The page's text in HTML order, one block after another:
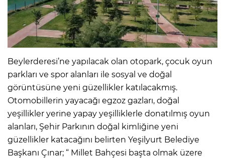
Beylerderesi’ne yapılacak olan otopark, çocuk oyun
parkları ve spor alanları ile sosyal ve doğal
görüntüsüne yeni güzellikler katılacakmış.
Otomobillerin yayacağı egzoz gazları, doğal
yeşillikler yerine yapay yeşilliklerle donatılmış oyun
alanları, Şehir Parkının doğal kimliğine yeni
güzellikler katacağını belirten Yeşilyurt Belediye
Başkanı Çınar; “ Millet Bahçesi başta olmak üzere